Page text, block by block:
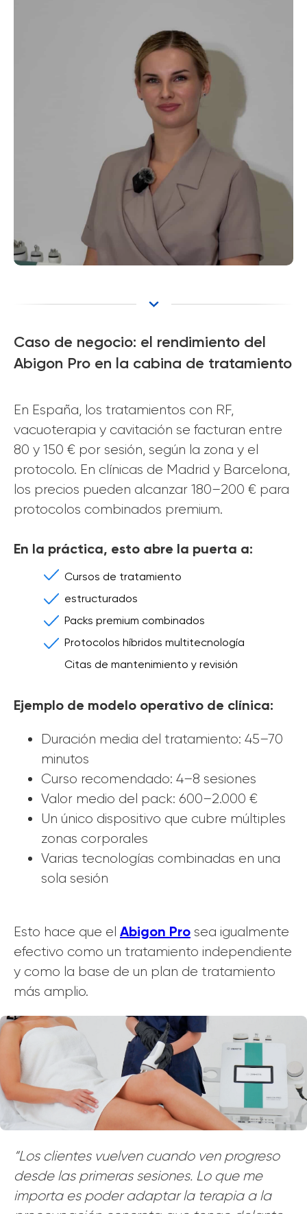
Caso de negocio: el rendimiento del
Abigon Pro en la cabina de tratamiento
En España, los tratamientos con RF,
vacuoterapia y cavitación se facturan entre
80 y 150 € por sesión, según la zona y el
protocolo. En clínicas de Madrid y Barcelona,
los precios pueden alcanzar 180–200 € para
protocolos combinados premium.
En la práctica, esto abre la puerta a:
Cursos de tratamiento
estructurados
Packs premium combinados
Protocolos híbridos multitecnología
Citas de mantenimiento y revisión
Ejemplo de modelo operativo de clínica:
Duración media del tratamiento: 45–70
minutos
Curso recomendado: 4–8 sesiones
Valor medio del pack: 600–2.000 €
Un único dispositivo que cubre múltiples
zonas corporales
Varias tecnologías combinadas en una
sola sesión
Esto hace que el Abigon Pro sea igualmente
efectivo como un tratamiento independiente
y como la base de un plan de tratamiento
más amplio.
“Los clientes vuelven cuando ven progreso
desde las primeras sesiones. Lo que me
importa es poder adaptar la terapia a la